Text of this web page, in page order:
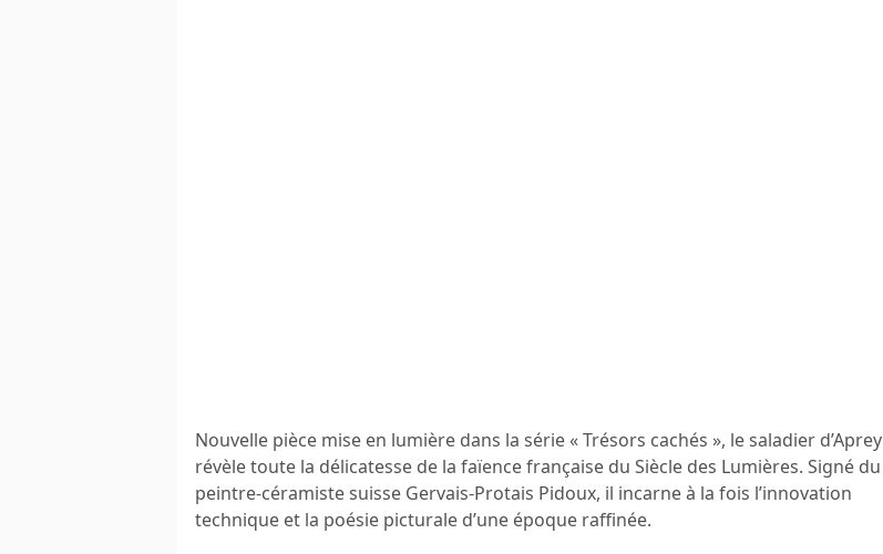
Nouvelle pièce mise en lumière dans la série « Trésors cachés », le saladier d’Aprey
révèle toute la délicatesse de la faïence française du Siècle des Lumières. Signé du
peintre-céramiste suisse Gervais-Protais Pidoux, il incarne à la fois l’innovation
technique et la poésie picturale d’une époque raffinée.